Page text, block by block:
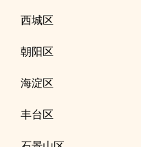
西城区
朝阳区
海淀区
丰台区